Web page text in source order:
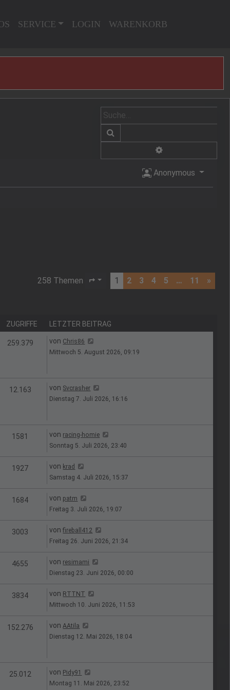
SERVICE LOGIN WARENKORB
Anonymous
258 Themen Seite 1von 11
1 2 3 4 5 … 11 »
ZUGRIFFE LETZTER BEITRAG
259.379ZugriffeLetzter Beitrag
von Chris86
Mittwoch 5. August 2026, 09:19
12.163ZugriffeLetzter Beitrag
von Svcrasher
Dienstag 7. Juli 2026, 16:16
1581 ZugriffeLetzter Beitrag
von racing-homie
Sonntag 5. Juli 2026, 23:40
1927ZugriffeLetzter Beitrag
von krad
Samstag 4. Juli 2026, 15:37
1684ZugriffeLetzter Beitrag
von patm
Freitag 3. Juli 2026, 19:07
3003 ZugriffeLetzter Beitrag
vonfireball412
Freitag 26. Juni 2026, 21:34
4655 ZugriffeLetzter Beitrag
von resimami
Dienstag 23. Juni 2026, 00:00
3834ZugriffeLetzter Beitrag
von RTTNT
Mittwoch 10. Juni 2026, 11:53
152.276ZugriffeLetzter Beitrag
von AAtila
Dienstag 12. Mai 2026, 18:04
25.012ZugriffeLetzter Beitrag
von Pidy91
Montag 11. Mai 2026, 23:52